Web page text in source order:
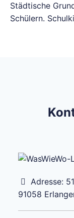
Städtische
Schülern.
Adresse:
91058